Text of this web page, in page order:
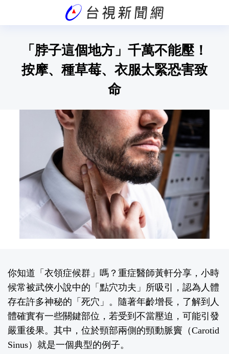
「脖子這個地方」千萬不能壓！
按摩、種草莓、衣服太緊恐害致
命
你知道「衣領症候群」嗎？ 重症醫師黃軒分享，小時
候常被武俠小說中的「點穴功夫」所吸引，認為人體
存在許多神秘的「死穴」。隨著年齡增長，了解到人
體確實有一些關鍵部位，若受到不當壓迫，可能引發
嚴重後果。其中，位於頸部兩側的頸動脈竇（Carotid
Sinus）就是一個典型的例子。